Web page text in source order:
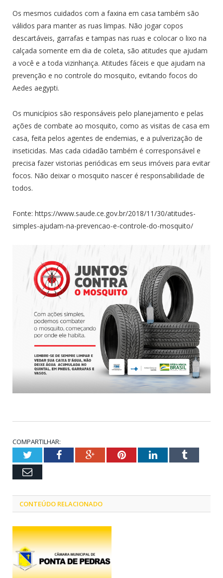
Os mesmos cuidados com a faxina em casa também são
válidos para manter as ruas limpas. Não jogar copos
descartáveis, garrafas e tampas nas ruas e colocar o lixo na
calçada somente em dia de coleta, são atitudes que ajudam
a você e a toda vizinhança. Atitudes fáceis e que ajudam na
prevenção e no controle do mosquito, evitando focos do
Aedes aegypti.
Os municípios são responsáveis pelo planejamento e pelas
ações de combate ao mosquito, como as visitas de casa em
casa, feita pelos agentes de endemias, e a pulverização de
inseticidas. Mas cada cidadão também é corresponsável e
precisa fazer vistorias periódicas em seus imóveis para evitar
focos. Não deixar o mosquito nascer é responsabilidade de
todos.
Fonte: https://www.saude.ce.gov.br/2018/11/30/atitudes-
simples-ajudam-na-prevencao-e-controle-do-mosquito/
COMPARTILHAR:
TwitterFacebookGoogle+PinterestLinkedInTumblr
Email
CONTEÚDO RELACIONADO